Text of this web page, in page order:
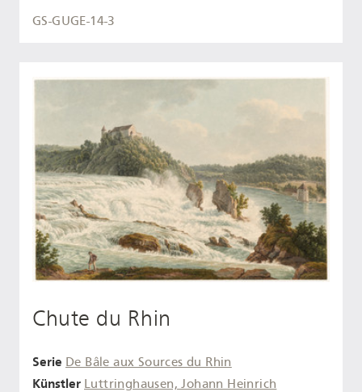
GS-GUGE-14-3
Chute du Rhin
Serie De Bâle aux Sources du Rhin
Künstler Luttringhausen, Johann Heinrich